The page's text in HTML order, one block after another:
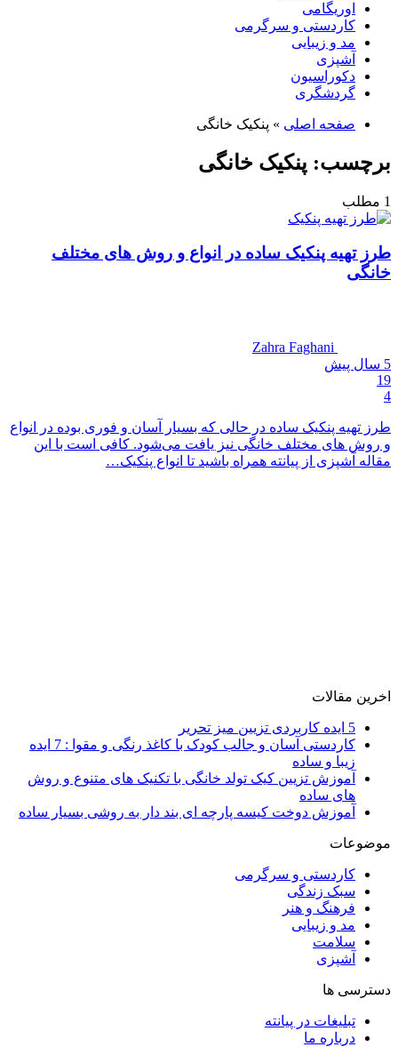
اوریگامی
کاردستی و سرگرمی
مد و زیبایی
آشپزی
دکوراسیون
گردشگری
صفحه اصلی » پنکیک خانگی
برچسب: پنکیک خانگی
1 مطلب
طرز تهیه پنکیک ساده در انواع و روش های مختلف
خانگی
Zahra Faghani
5 سال
پیش
19
4
طرز تهیه پنکیک ساده در حالی که بسیار آسان و فوری بوده در انواع
و روش های مختلف خانگی نیز یافت می‌شود. کافی است با این
مقاله آشپزی از پیانته همراه باشید تا انواع پنکیک…
اخرین مقالات
5 ایده کاربردی تزیین میز تحریر
کاردستی آسان و جالب کودک با کاغذ رنگی و مقوا : 7 ایده
زیبا و ساده
آموزش تزیین کیک تولد خانگی با تکنیک های متنوع و روش
های ساده
آموزش دوخت کیسه پارچه ای بند دار به روشی بسیار ساده
موضوعات
کاردستی و سرگرمی
سبک زندگی
فرهنگ و هنر
مد و زیبایی
سلامت
آشپزی
دسترسی ها
تبلیغات در پیانته
درباره ما